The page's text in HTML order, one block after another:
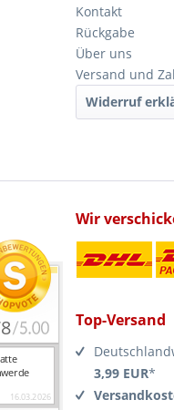
Kontakt
Rückgabe
Über uns
Versand und
Widerruf
Wir
Top-Versand
3,99 EUR*